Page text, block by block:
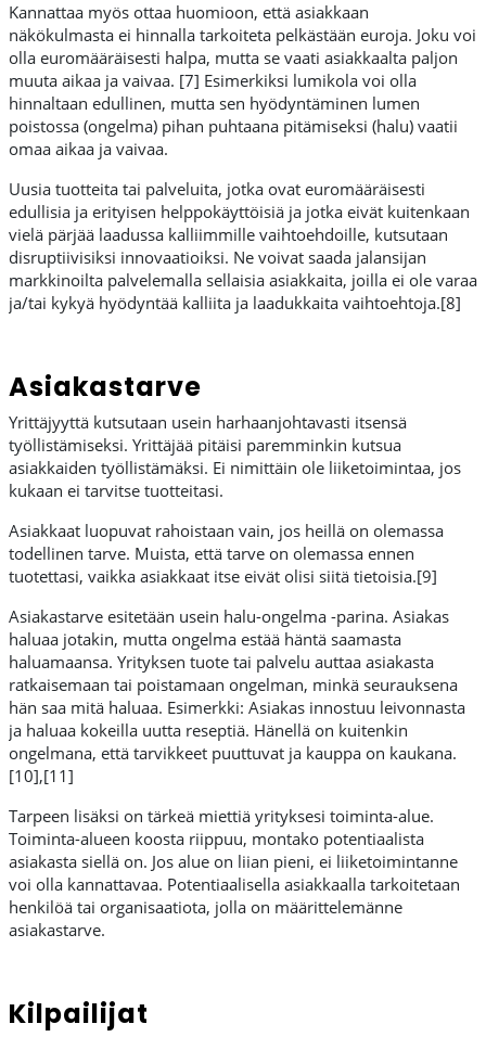
Kannattaa myös ottaa huomioon, että asiakkaan
näkökulmasta ei hinnalla tarkoiteta pelkästään euroja. Joku voi
olla euromääräisesti halpa, mutta se vaati asiakkaalta paljon
muuta aikaa ja vaivaa. [7] Esimerkiksi lumikola voi olla
hinnaltaan edullinen, mutta sen hyödyntäminen lumen
poistossa (ongelma) pihan puhtaana pitämiseksi (halu) vaatii
omaa aikaa ja vaivaa.
Uusia tuotteita tai palveluita, jotka ovat euromääräisesti
edullisia ja erityisen helppokäyttöisiä ja jotka eivät kuitenkaan
vielä pärjää laadussa kalliimmille vaihtoehdoille, kutsutaan
disruptiivisiksi innovaatioiksi. Ne voivat saada jalansijan
markkinoilta palvelemalla sellaisia asiakkaita, joilla ei ole varaa
ja/tai kykyä hyödyntää kalliita ja laadukkaita vaihtoehtoja.[8]
Asiakastarve
Yrittäjyyttä kutsutaan usein harhaanjohtavasti itsensä
työllistämiseksi. Yrittäjää pitäisi paremminkin kutsua
asiakkaiden työllistämäksi. Ei nimittäin ole liiketoimintaa, jos
kukaan ei tarvitse tuotteitasi.
Asiakkaat luopuvat rahoistaan vain, jos heillä on olemassa
todellinen tarve. Muista, että tarve on olemassa ennen
tuotettasi, vaikka asiakkaat itse eivät olisi siitä tietoisia.[9]
Asiakastarve esitetään usein halu-ongelma -parina. Asiakas
haluaa jotakin, mutta ongelma estää häntä saamasta
haluamaansa. Yrityksen tuote tai palvelu auttaa asiakasta
ratkaisemaan tai poistamaan ongelman, minkä seurauksena
hän saa mitä haluaa. Esimerkki: Asiakas innostuu leivonnasta
ja haluaa kokeilla uutta reseptiä. Hänellä on kuitenkin
ongelmana, että tarvikkeet puuttuvat ja kauppa on kaukana.
[10],[11]
Tarpeen lisäksi on tärkeä miettiä yrityksesi toiminta-alue.
Toiminta-alueen koosta riippuu, montako potentiaalista
asiakasta siellä on. Jos alue on liian pieni, ei liiketoimintanne
voi olla kannattavaa. Potentiaalisella asiakkaalla tarkoitetaan
henkilöä tai organisaatiota, jolla on määrittelemänne
asiakastarve.
Kilpailijat